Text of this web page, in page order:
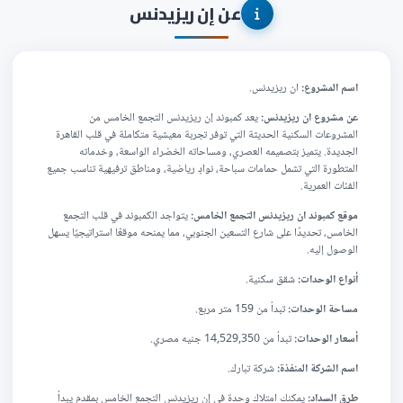
عن إن ريزيدنس
اسم المشروع: ان ريزيدنس.
عن مشروع ان ريزيدنس:يعد كمبوند إن ريزيدنس التجمع الخامس من
المشروعات السكنية الحديثة التي توفر تجربة معيشية متكاملة في قلب القاهرة
الجديدة. يتميز بتصميمه العصري، ومساحاته الخضراء الواسعة، وخدماته
المتطورة التي تشمل حمامات سباحة، نوادٍ رياضية، ومناطق ترفيهية تناسب جميع
الفئات العمرية.
موقع كمبوند ان ريزيدنس التجمع الخامس:يتواجد الكمبوند في قلب التجمع
الخامس، تحديدًا على شارع التسعين الجنوبي، مما يمنحه موقعًا استراتيجيًا يسهل
الوصول إليه.
أنواع الوحدات:شقق سكنية.
مساحة الوحدات:تبدأ من 159 متر مربع.
أسعار الوحدات:تبدأ من 14,529,350 جنيه مصري.
اسم الشركة المنفذة:شركة تبارك.
طرق السداد:يمكنك امتلاك وحدة في إن ريزيدنس التجمع الخامس بمقدم يبدأ